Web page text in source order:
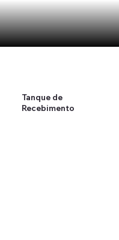
Tanque de
Recebimento